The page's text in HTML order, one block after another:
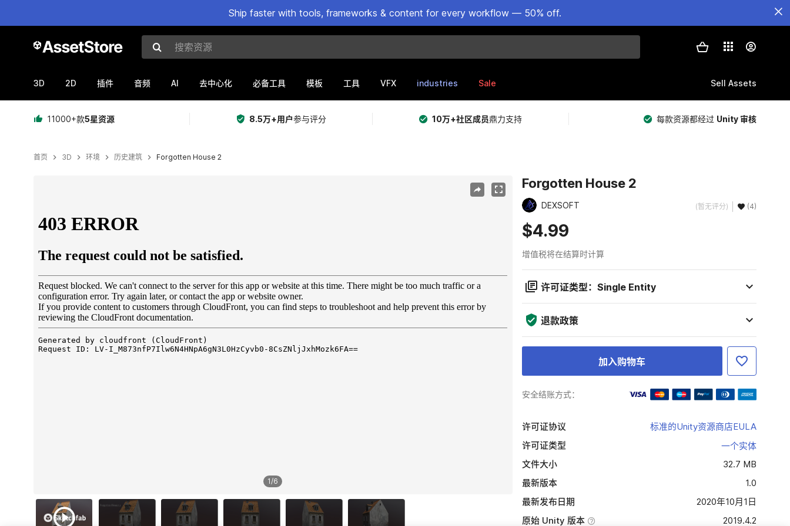
Ship faster with tools, frameworks & content for every workflow — 50% off.
搜索资源
3D 2D 插件 音频 AI 去中心化 必备工具 模板 工具 VFX industries Sale Sell Assets
11000+款5星资源 8.5万+用户参与评分 10万+社区成员鼎力支持 每款资源都经过 Unity 审核
首页 3D 环境 历史建筑 Forgotten House 2
1/6
Forgotten House 2
DEXSOFT (暂无评分) (4)
$4.99
增值税将在结算时计算
许可证类型：Single Entity
退款政策
加入购物车
安全结账方式：
许可证协议
标准的Unity资源商店EULA
许可证类型
一个实体
文件大小
32.7 MB
最新版本
1.0
最新发布日期
2020年10月1日
原始 Unity 版本
2019.4.2